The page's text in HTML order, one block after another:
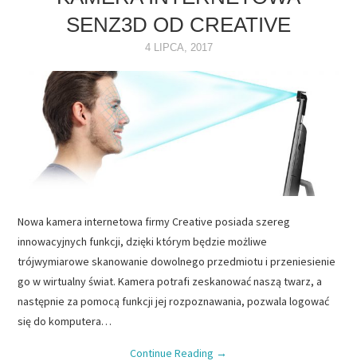
NAPĘDY
OPROGRAMOWANIE
INTERNET
SENZ3D OD CREATIVE
4 LIPCA, 2017
Nowa kamera internetowa firmy Creative posiada szereg
innowacyjnych funkcji, dzięki którym będzie możliwe
trójwymiarowe skanowanie dowolnego przedmiotu i przeniesienie
go w wirtualny świat. Kamera potrafi zeskanować naszą twarz, a
następnie za pomocą funkcji jej rozpoznawania, pozwala logować
się do komputera…
Continue Reading →